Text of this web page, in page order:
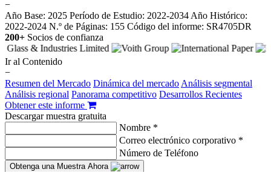
−
Año Base: 2025 Período de Estudio: 2022-2034 Año Histórico:
2022-2024 N.º de Páginas: 155 Código del informe: SR4705DR
200+ Socios de confianza
Ir al Contenido
−
Resumen del Mercado Dinámica del mercado Análisis segmental
Análisis regional Panorama competitivo Desarrollos Recientes
Obtener este informe
Descargar muestra gratuita
Nombre *
Correo electrónico corporativo *
Número de Teléfono
Obtenga una Muestra Ahora